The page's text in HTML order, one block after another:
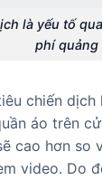
là yếu tố
phí quảng
chiến
áo trên
cao hơn so
video. Do